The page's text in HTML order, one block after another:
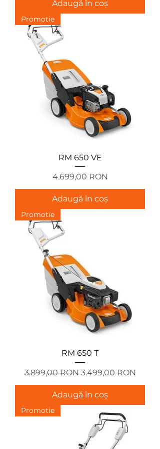
Adaugă în coș
Promotie
RM 650 VE
Preț
4.699,00 RON
Adaugă în coș
Promotie
RM 650 T
Preț normal
3.899,00 RON Preț redus
3.499,00 RON
Adaugă în coș
Promotie